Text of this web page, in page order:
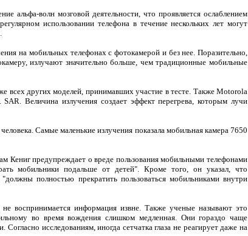
альфа-волн мозговой деятельности, что проявляется ослаблением
использовании телефона в течение нескольких лет могут
на мобильных телефонах с фотокамерой и без нее. Поразительно,
излучают значительно больше, чем традиционные мобильные
всех других моделей, принимавших участие в тесте. Также Motorola
Величина излучения создает эффект перегрева, которым лучи
Самые маленькие излучения показала мобильная камера 7650
Кениг предупреждает о вреде пользования мобильными телефонами
мобильники подальше от детей". Кроме того, он указал, что
полностью прекратить пользоваться мобильниками внутри
воспринимается информация извне. Также ученые называют это
во время вождения слишком медленная. Они гораздо чаще
исследованиям, иногда сетчатка глаза не реагирует даже на